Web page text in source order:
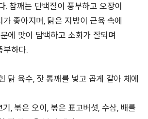
. 참깨는 단백질이 풍부하고 오장이
좋아지며, 닭은 지방이 근육 속에
에 맛이 담백하고 소화가 잘되며
부하다.
닭 육수, 잣 통깨를 넣고 곱게 갈아 체에
, 볶은 오이, 볶은 표고버섯, 수삼, 배를